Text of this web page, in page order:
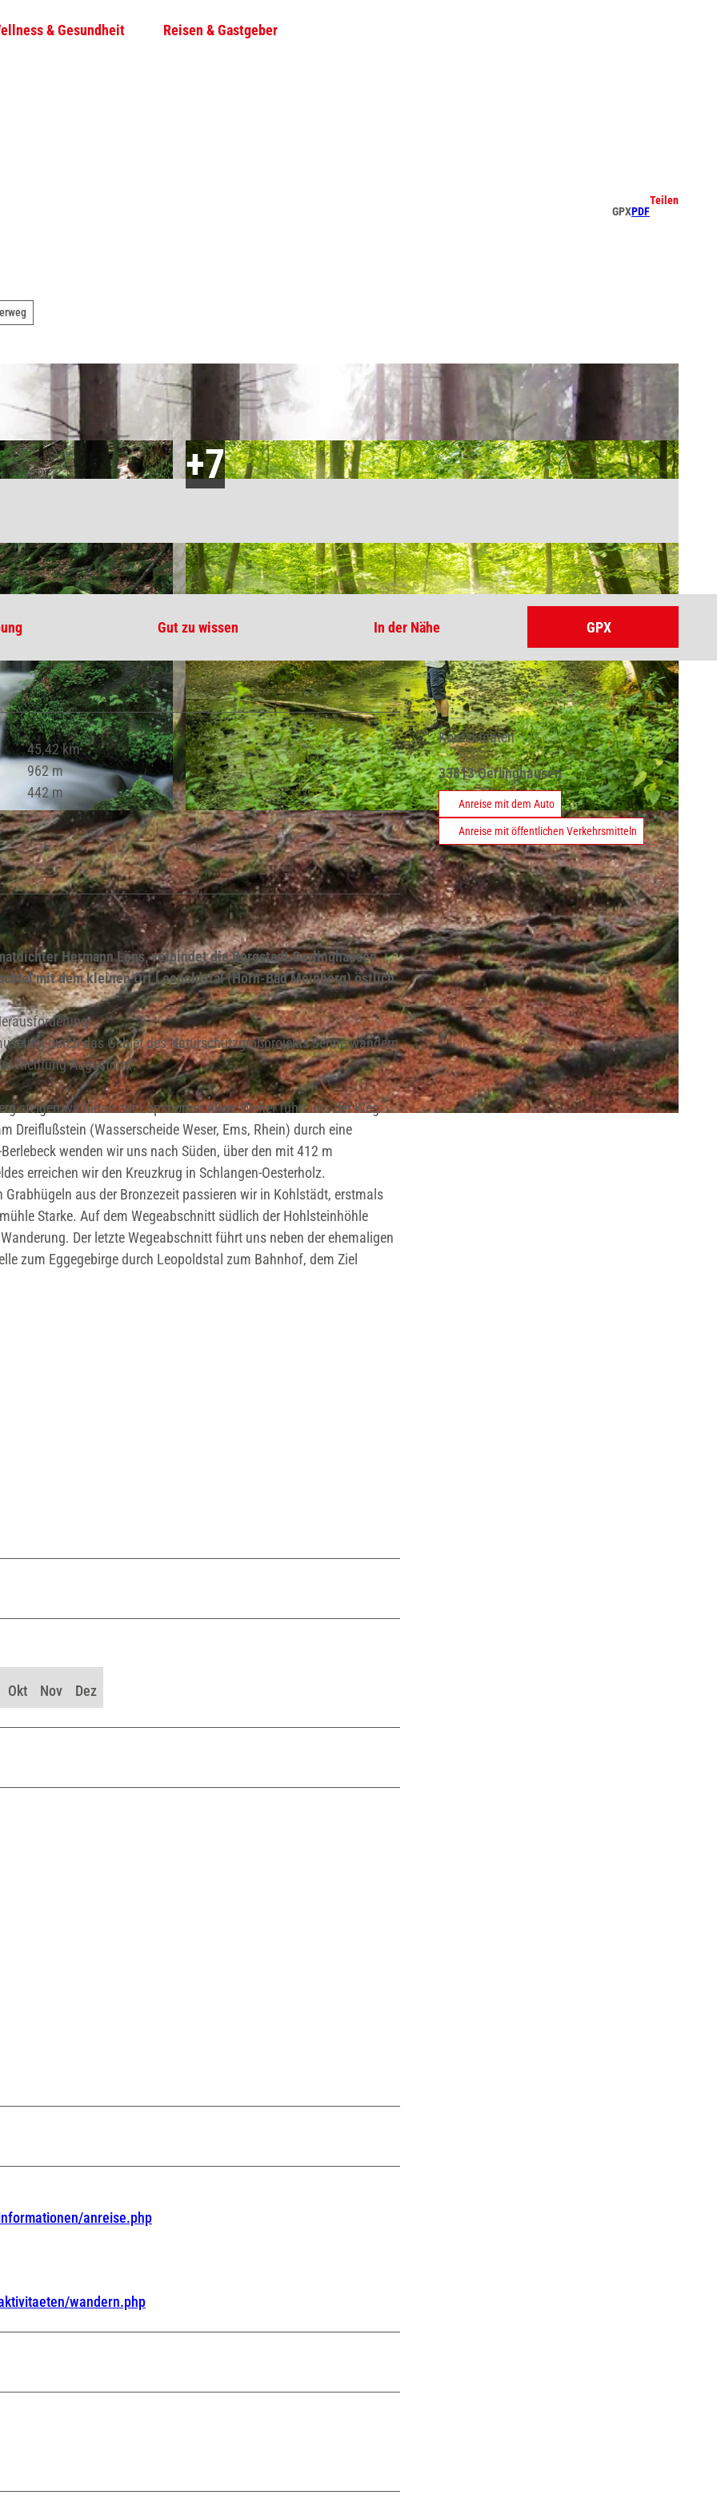
& Gesundheit Reisen & Gastgeber
GPXPDF
Teilen
© Teutoburger Wald Tourismus, D. Ketz
Gut zu wissen In der Nähe GPX
45,42 km
962 m
442 m
Hermann Löns, verbindet die Bergstadt Oerlinghausen
mit dem kleinen Ort Leopoldstal (Horn-Bad Meinberg) östlich
durch das Gebiet des Naturschutzgroßprojekts Senne wandern
Richtung Augustdorf.
steigen wir hinab zur Lopshorner Allee. Weiter führt uns der Weg
Dreiflußstein (Wasserscheide Weser, Ems, Rhein) durch eine
wenden wir uns nach Süden, über den mit 412 m
erreichen wir den Kreuzkrug in Schlangen-Oesterholz.
aus der Bronzezeit passieren wir in Kohlstädt, erstmals
Starke. Auf dem Wegeabschnitt südlich der Hohlsteinhöhle
Der letzte Wegeabschnitt führt uns neben der ehemaligen
zum Eggegebirge durch Leopoldstal zum Bahnhof, dem Ziel
Okt Nov Dez
anreise.php
wandern.php
Kontaktdaten
33813Oerlinghausen
Anreise mit dem Auto
Anreise mit öffentlichen Verkehrsmitteln